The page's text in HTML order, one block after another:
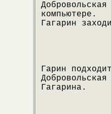
компьютере.
Гагарин
Гарин
Гагарина.